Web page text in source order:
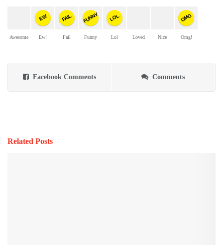
Awesome
EW
Ew!
FAIL
Fail
FUNNY
Funny
LOL
Lol Loved Nice
OMG
Omg!
Facebook Comments Comments
Related Posts